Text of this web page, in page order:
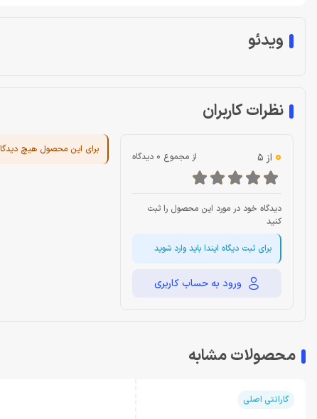
ویدئو
نظرات کاربران
0 از 5 از مجموع 0 دیدگاه
دیدگاه خود در مورد این محصول را ثبت
کنید
برای ثبت دیگاه ایندا باید وارد شوید
ورود به حساب کاربری
برای این محصول هیچ
محصولات مشابه
گارانتی اصلی